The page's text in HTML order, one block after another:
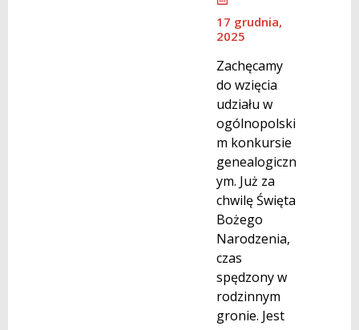
17 grudnia,
2025
Zachęcamy
do wzięcia
udziału w
ogólnopolski
m konkursie
genealogiczn
ym. Już za
chwilę Święta
Bożego
Narodzenia,
czas
spędzony w
rodzinnym
gronie. Jest